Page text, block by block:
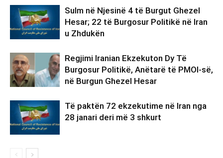
Sulm në Njesinë 4 të Burgut Ghezel
Hesar; 22 të Burgosur Politikë në Iran
u Zhdukën
Regjimi Iranian Ekzekuton Dy Të
Burgosur Politikë, Anëtarë të PMOI-së,
në Burgun Ghezel Hesar
Të paktën 72 ekzekutime në Iran nga
28 janari deri më 3 shkurt